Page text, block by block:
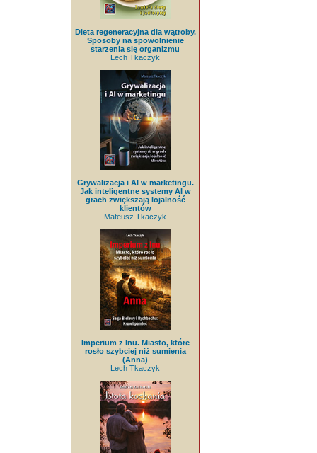
Dieta regeneracyjna dla wątroby.
Sposoby na spowolnienie
starzenia się organizmu
Lech Tkaczyk
Grywalizacja i AI w marketingu.
Jak inteligentne systemy AI w
grach zwiększają lojalność
klientów
Mateusz Tkaczyk
Imperium z lnu. Miasto, które
rosło szybciej niż sumienia
(Anna)
Lech Tkaczyk